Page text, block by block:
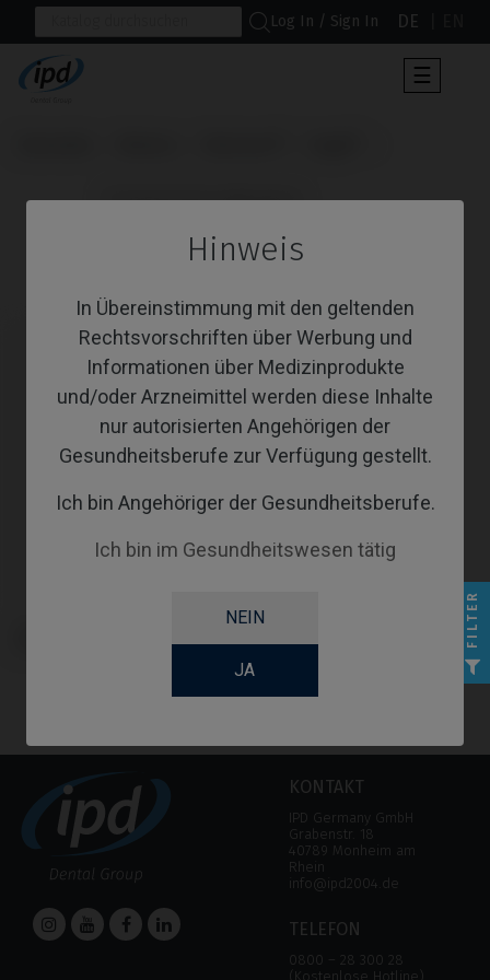
Hinweis
In Übereinstimmung mit den geltenden
Rechtsvorschriften über Werbung und
Informationen über Medizinprodukte
und/oder Arzneimittel werden diese Inhalte
nur autorisierten Angehörigen der
Gesundheitsberufe zur Verfügung gestellt.
Ich bin Angehöriger der Gesundheitsberufe.
Ich bin im Gesundheitswesen tätig
NEIN
JA
Log In / Sign In DE
der
☰
                      Provisorisches Abutment
kompatibel mit Klockner® Vega®
KONTAKT
IPD Germany GmbH
Grabenstr. 18
40789 Monheim am
Rhein
info@ipd2004.de
TELEFON
0800 – 28 300 28
(Kostenlose Hotline)
FILTER